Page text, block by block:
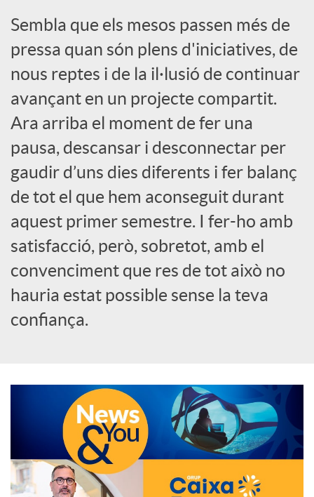
x
e
s
S
o
c
i
l
s
Sembla que els mesos passen més de
pressa quan són plens d'iniciatives, de
nous reptes i de la il·lusió de continuar
avançant en un projecte compartit.
Ara arriba el moment de fer una
pausa, descansar i desconnectar per
gaudir d’uns dies diferents i fer balanç
de tot el que hem aconseguit durant
aquest primer semestre. I fer-ho amb
satisfacció, però, sobretot, amb el
convenciment que res de tot això no
hauria estat possible sense la teva
confiança.